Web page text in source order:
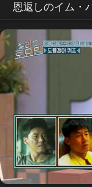
恩返しのイム・
훈 # 진